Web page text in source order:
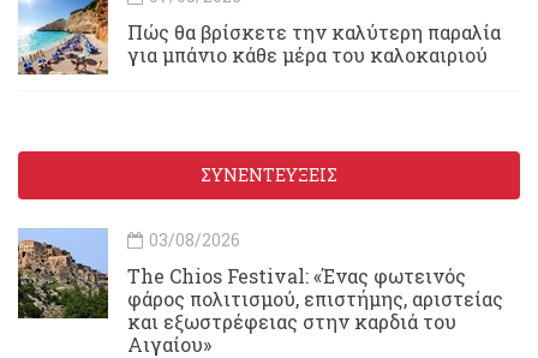
Πώς θα βρίσκετε την καλύτερη παραλία
για μπάνιο κάθε μέρα του καλοκαιριού
ΣΥΝΕΝΤΕΥΞΕΙΣ
03/08/2026
Τhe Chios Festival: «Ένας φωτεινός
φάρος πολιτισμού, επιστήμης, αριστείας
και εξωστρέφειας στην καρδιά του
Αιγαίου»